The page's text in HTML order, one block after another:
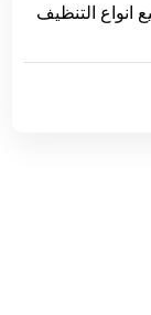
انواع التنظيف